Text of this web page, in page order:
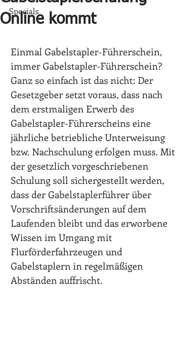
Specials
Online kommt
Einmal Gabelstapler-Führerschein,
immer Gabelstapler-Führerschein?
Ganz so einfach ist das nicht: Der
Gesetzgeber setzt voraus, dass nach
dem erstmaligen Erwerb des
Gabelstapler-Führerscheins eine
jährliche betriebliche Unterweisung
bzw. Nachschulung erfolgen muss. Mit
der gesetzlich vorgeschriebenen
Schulung soll sichergestellt werden,
dass der Gabelstaplerführer über
Vorschriftsänderungen auf dem
Laufenden bleibt und das erworbene
Wissen im Umgang mit
Flurförderfahrzeugen und
Gabelstaplern in regelmäßigen
Abständen auffrischt.